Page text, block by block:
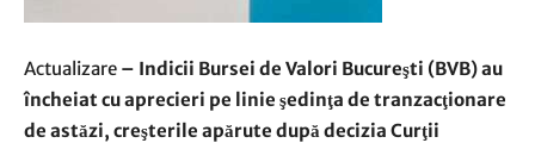
Actualizare – Indicii Bursei de Valori Bucureşti (BVB) au
încheiat cu aprecieri pe linie şedinţa de tranzacţionare
de astăzi, creşterile apărute după decizia Curţii